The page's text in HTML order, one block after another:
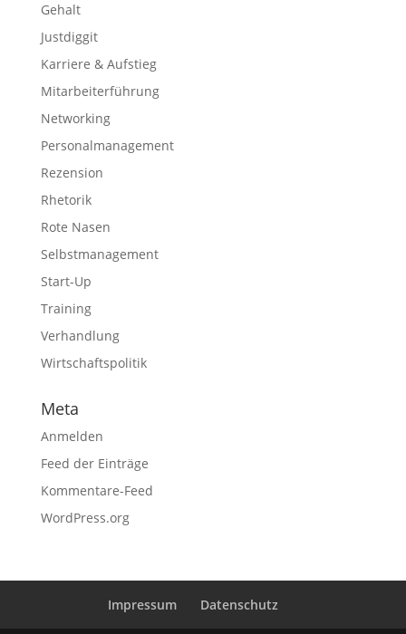
Gehalt
Justdiggit
Karriere & Aufstieg
Mitarbeiterführung
Networking
Personalmanagement
Rezension
Rhetorik
Rote Nasen
Selbstmanagement
Start-Up
Training
Verhandlung
Wirtschaftspolitik
Meta
Anmelden
Feed der Einträge
Kommentare-Feed
WordPress.org
Impressum Datenschutz